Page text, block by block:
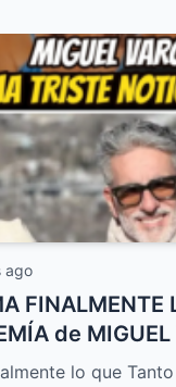
ago
FINALMENTE
de MIGUEL
HOY! – HTT
lo que